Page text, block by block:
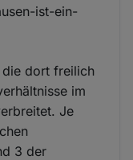
ist-ein-
dort freilich
im
Je
3 der